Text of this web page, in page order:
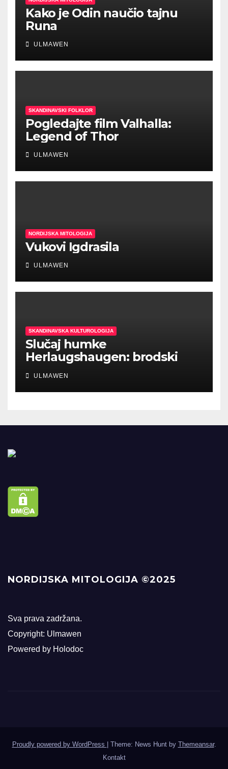
Kako je Odin naučio tajnu
Runa
ULMAWEN
SKANDINAVSKI FOLKLOR
Pogledajte film Valhalla:
Legend of Thor
ULMAWEN
NORDIJSKA MITOLOGIJA
Vukovi Igdrasila
ULMAWEN
SKANDINAVSKA KULTUROLOGIJA
Slučaj humke
Herlaugshaugen: brodski
dobu?
ULMAWEN
NORDIJSKA MITOLOGIJA ©2025
Sva prava zadržana.
Copyright: Ulmawen
Powered by Holodoc
Proudly powered by WordPress | Theme: News Hunt by Themeansar.
Kontakt